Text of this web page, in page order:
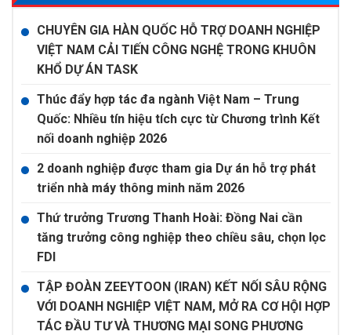
CHUYÊN GIA HÀN QUỐC HỖ TRỢ DOANH NGHIỆP
VIỆT NAM CẢI TIẾN CÔNG NGHỆ TRONG KHUÔN
KHỔ DỰ ÁN TASK
Thúc đẩy hợp tác đa ngành Việt Nam – Trung
Quốc: Nhiều tín hiệu tích cực từ Chương trình Kết
nối doanh nghiệp 2026
2 doanh nghiệp được tham gia Dự án hỗ trợ phát
triển nhà máy thông minh năm 2026
Thứ trưởng Trương Thanh Hoài: Đồng Nai cần
tăng trưởng công nghiệp theo chiều sâu, chọn lọc
FDI
TẬP ĐOÀN ZEEYTOON (IRAN) KẾT NỐI SÂU RỘNG
VỚI DOANH NGHIỆP VIỆT NAM, MỞ RA CƠ HỘI HỢP
TÁC ĐẦU TƯ VÀ THƯƠNG MẠI SONG PHƯƠNG